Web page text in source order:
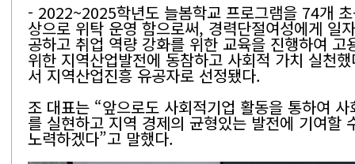
- 2022~2025학년도 늘봄학교 프로그램을 74개
상으로 위탁 운영 함으로써, 경력단절여성에게 일
공하고 취업 역량 강화를 위한 교육을 진행하여 고
위한 지역산업발전에 동참하고 사회적 가치 실천
서 지역산업진흥 유공자로 선정됐다.
조 대표는 “앞으로도 사회적기업 활동을 통하여 사
를 실현하고 지역 경제의 균형있는 발전에 기여할
노력하겠다”고 말했다.